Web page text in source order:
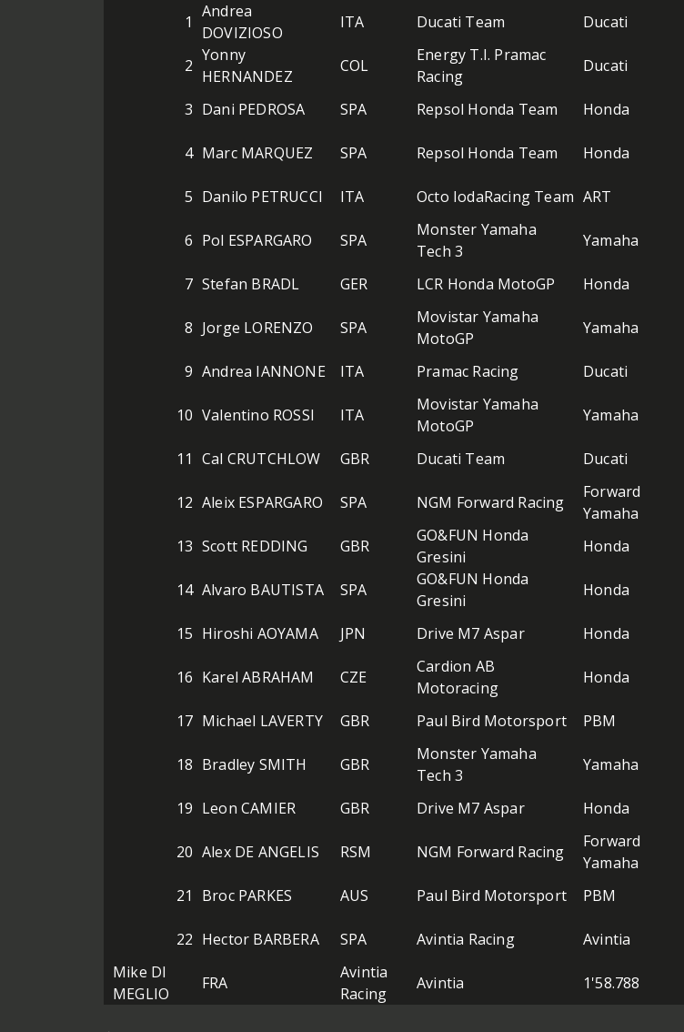
1
Andrea
DOVIZIOSO
ITA Ducati Team Ducati
2
Yonny
HERNANDEZ
COL
Energy T.I. Pramac
Racing
Ducati
3 Dani PEDROSA SPA Repsol Honda Team Honda
4 Marc MARQUEZ SPA Repsol Honda Team Honda
5 Danilo PETRUCCI ITA Octo IodaRacing Team ART
6 Pol ESPARGARO SPA
Monster Yamaha
Tech 3
Yamaha
7 Stefan BRADL GER LCR Honda MotoGP Honda
8 Jorge LORENZO SPA
Movistar Yamaha
MotoGP
Yamaha
9 Andrea IANNONE ITA Pramac Racing Ducati
10 Valentino ROSSI ITA
Movistar Yamaha
MotoGP
Yamaha
11 Cal CRUTCHLOW GBR Ducati Team Ducati
12 Aleix ESPARGARO SPA NGM Forward Racing
Forward
Yamaha
13 Scott REDDING GBR
GO&FUN Honda
Gresini
Honda
14 Alvaro BAUTISTA SPA
GO&FUN Honda
Gresini
Honda
15 Hiroshi AOYAMA JPN Drive M7 Aspar Honda
16 Karel ABRAHAM CZE
Cardion AB
Motoracing
Honda
17 Michael LAVERTY GBR Paul Bird Motorsport PBM
18 Bradley SMITH GBR
Monster Yamaha
Tech 3
Yamaha
19 Leon CAMIER GBR Drive M7 Aspar Honda
20 Alex DE ANGELIS RSM NGM Forward Racing
Forward
Yamaha
21
Broc PARKES AUS Paul Bird Motorsport PBM
22 Hector BARBERA SPA Avintia Racing Avintia
Mike DI
MEGLIO
FRA
Avintia
Racing
Avintia 1'58.788